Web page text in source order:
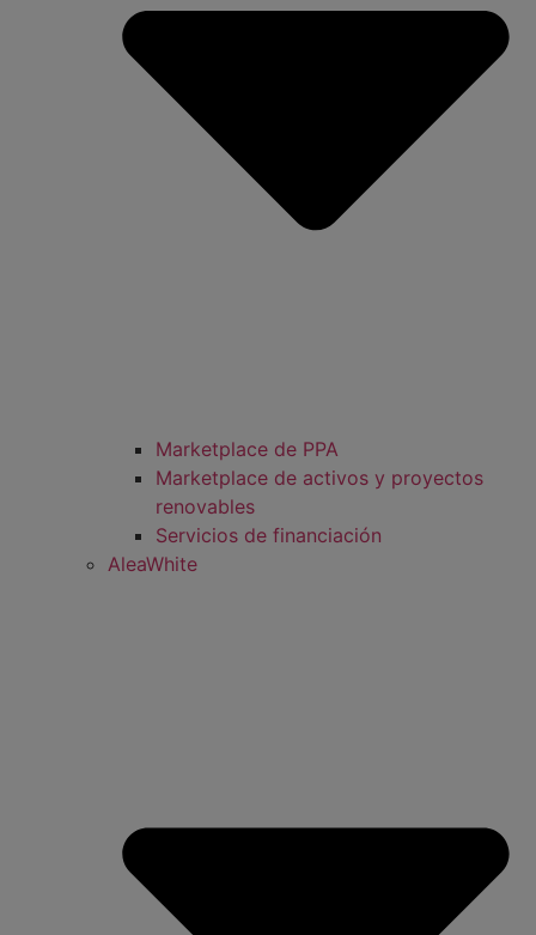
Marketplace de PPA
Marketplace de activos y proyectos
renovables
Servicios de financiación
AleaWhite